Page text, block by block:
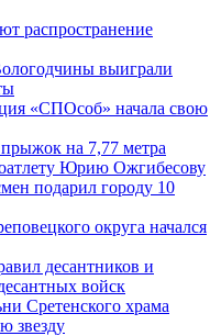
распространение
выиграли
«СПОсоб» начала свою
на 7,77 метра
Юрию Ожгибесову
подарил городу 10
округа начался
десантников и
войск
Сретенского храма
звезду